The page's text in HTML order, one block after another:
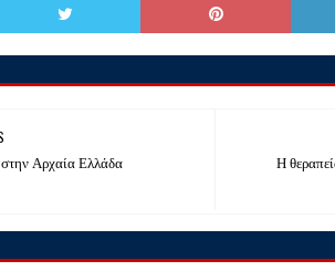
Η
Αρχαία Ελλάδα